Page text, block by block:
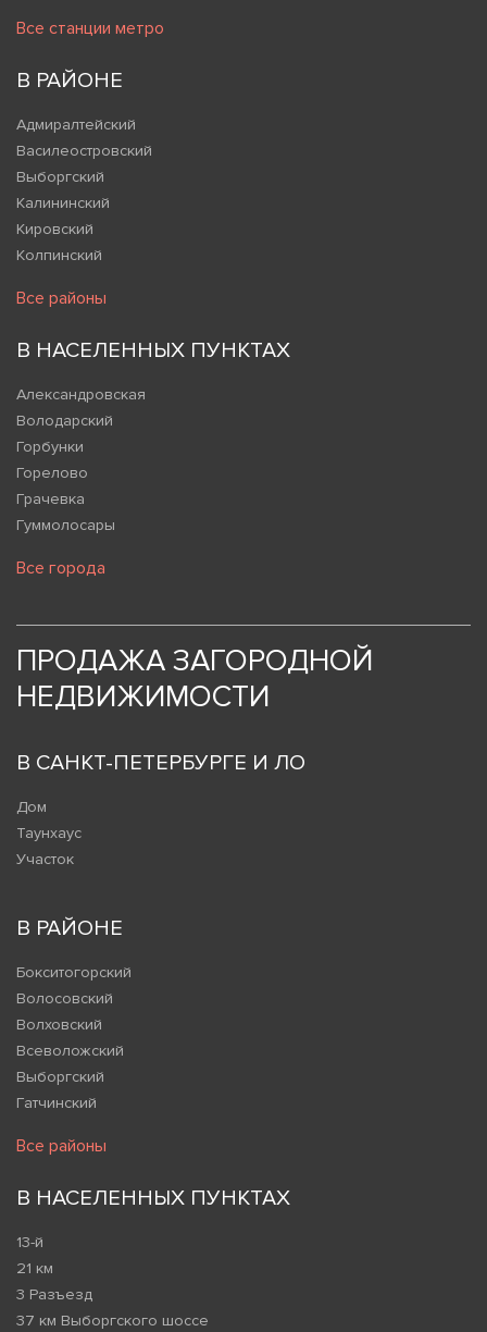
Все станции метро
В РАЙОНЕ
Адмиралтейский
Василеостровский
Выборгский
Калининский
Кировский
Колпинский
Все районы
В НАСЕЛЕННЫХ ПУНКТАХ
Александровская
Володарский
Горбунки
Горелово
Грачевка
Гуммолосары
Все города
ПРОДАЖА ЗАГОРОДНОЙ
НЕДВИЖИМОСТИ
В САНКТ-ПЕТЕРБУРГЕ И ЛО
Дом
Таунхаус
Участок
В РАЙОНЕ
Бокситогорский
Волосовский
Волховский
Всеволожский
Выборгский
Гатчинский
Все районы
В НАСЕЛЕННЫХ ПУНКТАХ
13-й
21 км
3 Разъезд
37 км Выборгского шоссе